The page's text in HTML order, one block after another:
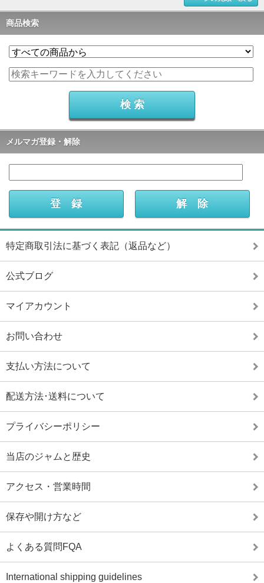
商品検索
メルマガ登録・解除
特定商取引法に基づく表記（返品など）
公式ブログ
マイアカウント
お問い合わせ
支払い方法について
配送方法･送料について
プライバシーポリシー
当店のジャムと歴史
アクセス・営業時間
保存や開け方など
よくある質問FQA
International shipping guidelines